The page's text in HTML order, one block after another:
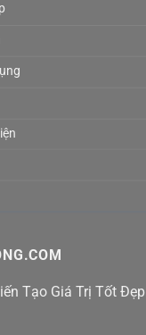
Tạo Giá Trị Tốt Đẹp